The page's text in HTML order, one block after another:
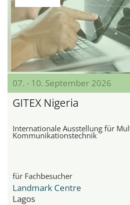
07. - 10. September 2026
GITEX Nigeria
Internationale Ausstellung für
Kommunikationstechnik
für Fachbesucher
Landmark Centre
Lagos